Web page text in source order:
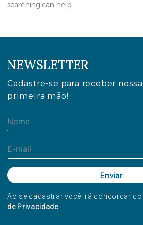
searching can help.
NEWSLETTER
Cadastre-se para receber
primeira mão!
Ao se cadastrar você irá concordar
de Privacidade.